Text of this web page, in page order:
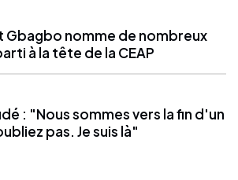
Gbagbo nomme de nombreux
à la tête de la CEAP
: "Nous sommes vers la fin d'un
pas. Je suis là"